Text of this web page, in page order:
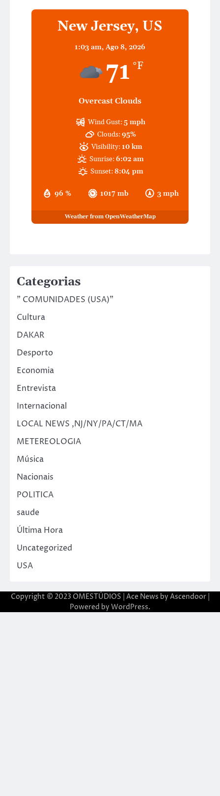
New Jersey, US
1:03 am, Ago 8, 2026
71 °F
Overcast Clouds
96 % 1017 mb 3 mph
Wind Gust:5 mph
Clouds:95%
Visibility: 10 km
Sunrise:6:02 am
Sunset:8:04 pm
Weather from OpenWeatherMap
Categorias
" COMUNIDADES (USA)"
Cultura
DAKAR
Desporto
Economia
Entrevista
Internacional
LOCAL NEWS ,NJ/NY/PA/CT/MA
METEREOLOGIA
Música
Nacionais
POLITICA
saude
Última Hora
Uncategorized
USA
Copyright © 2023 OMESTÚDIOS | Ace News by Ascendoor|
Powered by WordPress.